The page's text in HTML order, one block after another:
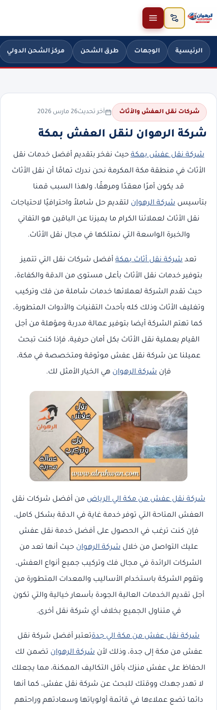
تخطَّ إلى المحتوى
الرئيسية الوجهات طرق الشحن مركز الشحن الدولي
شركات نقل العفش والأثاث آخر تحديث26 مارس 2026
شركة الرهوان لنقل العفش بمكة
شركة نقل عفش بمكةحيث نفخر بتقديم أفضل خدمات نقل
الأثاث في منطقة مكة المكرمة نحن ندرك تمامًا أن نقل الأثاث
قد يكون أمرًا معقدًا ومرهقًا، ولهذا السبب قمنا
بتأسيسشركة الرهوان لتقديم حل شاملاً واحترافيًا لاحتياجات
نقل الأثاث لعملائنا الكرام ما يميزنا عن الباقين هو التفاني
والخبرة الواسعة التي نمتلكها في مجال نقل الأثاث.
تعد شركة نقل أثاث بمكة أفضل شركات نقل التي تتميز
بتوفير خدمات نقل الأثاث بأعلى مستوى من الدقة والكفاءة،
حيث تقدم الشركة لعملائها خدمات شاملة من فك وتركيب
وتغليف الأثاث وذلك كله بأحدث التقنيات والأدوات المتطورة،
كما تهتم الشركة أيضا بتوفير عمالة مدربة ومؤهلة من أجل
القيام بعملية نقل الأثاث بكل أمان حرفية، فإذا كنت تبحث
عميلنا عن شركة نقل عفش موثوقة ومتخصصة في مكة،
فإن شركة الرهوان هي الخيار الأمثل لك.
شركة نقل عفش من مكة الي الرياض من أفضل شركات نقل
العفش المتاحة التي توفر خدمة غاية في الدقة بشكل كامل،
فإن كنت ترغب في الحصول على أفضل خدمة نقل عفش
عليك التواصل من خلالشركة الرهوان حيث أنها تعد من
الشركات الرائدة في مجال فك وتركيب جميع أنواع العفش،
وتقوم الشركة باستخدام الأساليب والمعدات المتطورة من
أجل تقديم الخدمات العالية الجودة بأسعار خيالية والتي تكون
في متناول الجميع بخلاف أي شركة نقل أخرى.
شركة نقل عفش من مكة الي جدةتعتبر أفضل شركة نقل
عفش من مكة إلى جدة، وذلك لأنشركة الرهوان تضمن لك
الحفاظ على عفش منزك بأقل التكاليف الممكنة، مما يجعلك
لا تهدر جهدك ووقتك للبحث عن شركة نقل عفش، كما أنها
دائما تضع عملاءها في قائمة أولوياتها وسعادتهم وراحتهم